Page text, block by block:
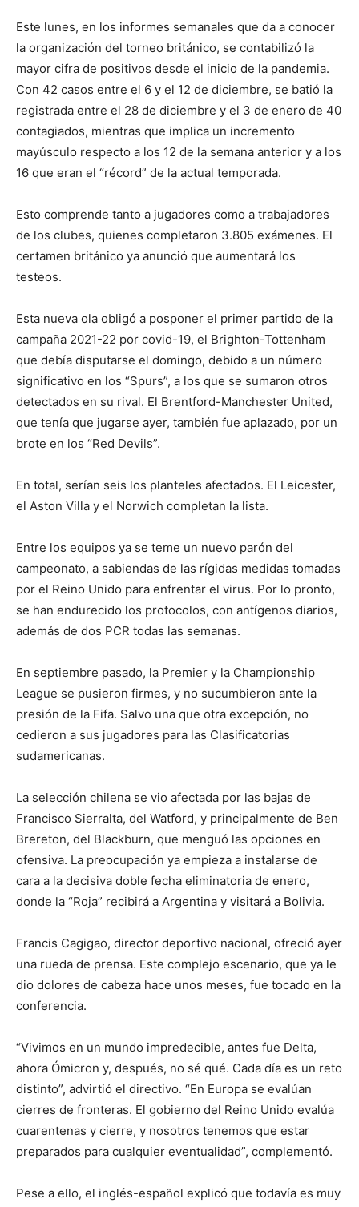
Este lunes, en los informes semanales que da a conocer
la organización del torneo británico, se contabilizó la
mayor cifra de positivos desde el inicio de la pandemia.
Con 42 casos entre el 6 y el 12 de diciembre, se batió la
registrada entre el 28 de diciembre y el 3 de enero de 40
contagiados, mientras que implica un incremento
mayúsculo respecto a los 12 de la semana anterior y a los
16 que eran el “récord” de la actual temporada.
Esto comprende tanto a jugadores como a trabajadores
de los clubes, quienes completaron 3.805 exámenes. El
certamen británico ya anunció que aumentará los
testeos.
Esta nueva ola obligó a posponer el primer partido de la
campaña 2021-22 por covid-19, el Brighton-Tottenham
que debía disputarse el domingo, debido a un número
significativo en los “Spurs”, a los que se sumaron otros
detectados en su rival. El Brentford-Manchester United,
que tenía que jugarse ayer, también fue aplazado, por un
brote en los “Red Devils”.
En total, serían seis los planteles afectados. El Leicester,
el Aston Villa y el Norwich completan la lista.
Entre los equipos ya se teme un nuevo parón del
campeonato, a sabiendas de las rígidas medidas tomadas
por el Reino Unido para enfrentar el virus. Por lo pronto,
se han endurecido los protocolos, con antígenos diarios,
además de dos PCR todas las semanas.
En septiembre pasado, la Premier y la Championship
League se pusieron firmes, y no sucumbieron ante la
presión de la Fifa. Salvo una que otra excepción, no
cedieron a sus jugadores para las Clasificatorias
sudamericanas.
La selección chilena se vio afectada por las bajas de
Francisco Sierralta, del Watford, y principalmente de Ben
Brereton, del Blackburn, que menguó las opciones en
ofensiva. La preocupación ya empieza a instalarse de
cara a la decisiva doble fecha eliminatoria de enero,
donde la “Roja” recibirá a Argentina y visitará a Bolivia.
Francis Cagigao, director deportivo nacional, ofreció ayer
una rueda de prensa. Este complejo escenario, que ya le
dio dolores de cabeza hace unos meses, fue tocado en la
conferencia.
“Vivimos en un mundo impredecible, antes fue Delta,
ahora Ómicron y, después, no sé qué. Cada día es un reto
distinto”, advirtió el directivo. “En Europa se evalúan
cierres de fronteras. El gobierno del Reino Unido evalúa
cuarentenas y cierre, y nosotros tenemos que estar
preparados para cualquier eventualidad”, complementó.
Pese a ello, el inglés-español explicó que todavía es muy